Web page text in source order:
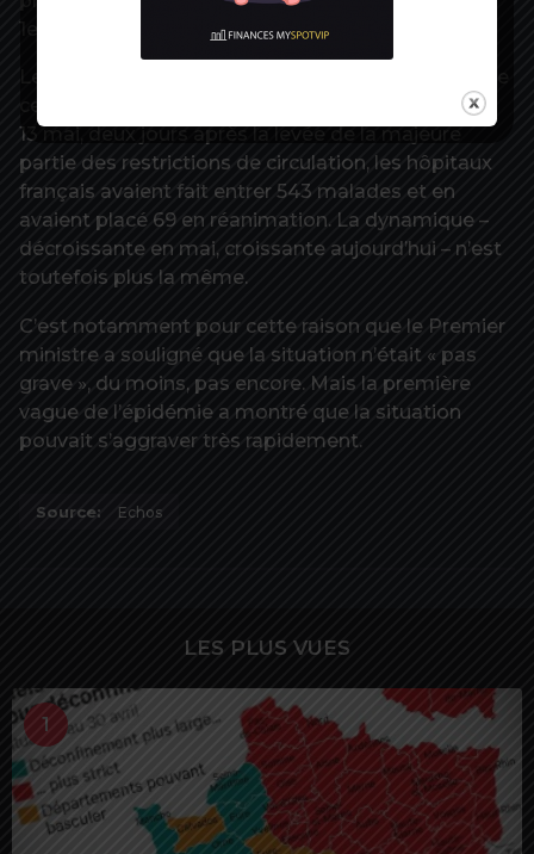
1er avril.
ceux constatés au début du déconfinement. Le
13 mai, deux jours après la levée de la majeure
partie des restrictions de circulation, les hôpitaux
français avaient fait entrer 543 malades et en
avaient placé 69 en réanimation. La dynamique –
décroissante en mai, croissante aujourd’hui – n’est
toutefois plus la même.
C’est notamment pour cette raison que le Premier
ministre a souligné que la situation n’était « pas
grave », du moins, pas encore. Mais la première
vague de l’épidémie a montré que la situation
pouvait s’aggraver très rapidement.
Source: Echos
LES PLUS VUES
1